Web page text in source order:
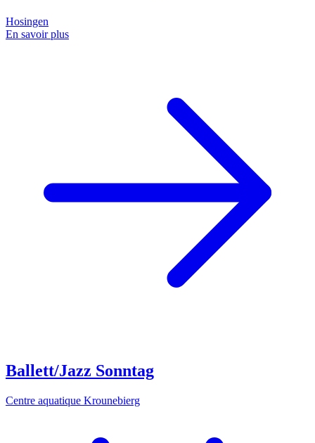
Hosingen
En savoir plus
Ballett/Jazz Sonntag
Centre aquatique Krounebierg